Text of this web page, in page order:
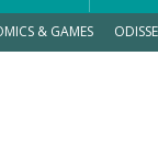
& GAMES